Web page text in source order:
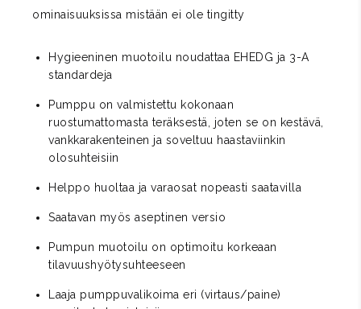
ominaisuuksissa mistään ei ole tingitty
Hygieeninen muotoilu noudattaa EHEDG ja 3-A
standardeja
Pumppu on valmistettu kokonaan
ruostumattomasta teräksestä, joten se on kestävä,
vankkarakenteinen ja soveltuu haastaviinkin
olosuhteisiin
Helppo huoltaa ja varaosat nopeasti saatavilla
Saatavan myös aseptinen versio
Pumpun muotoilu on optimoitu korkeaan
tilavuushyötysuhteeseen
Laaja pumppuvalikoima eri (virtaus/paine)